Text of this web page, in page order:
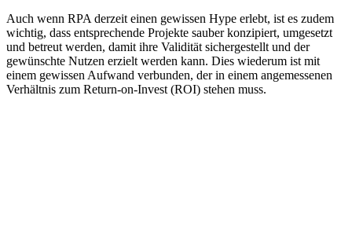
Auch wenn RPA derzeit einen gewissen Hype erlebt, ist es zudem
wichtig, dass entsprechende Projekte sauber konzipiert, umgesetzt
und betreut werden, damit ihre Validität sichergestellt und der
gewünschte Nutzen erzielt werden kann. Dies wiederum ist mit
einem gewissen Aufwand verbunden, der in einem angemessenen
Verhältnis zum Return-on-Invest (ROI) stehen muss.